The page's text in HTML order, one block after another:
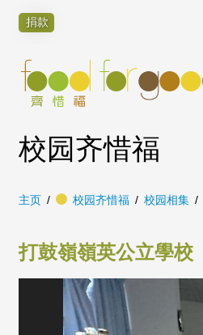
捐款
校园齐惜福
主页 校园齐惜福 校园相集
打鼓嶺嶺英公立學校